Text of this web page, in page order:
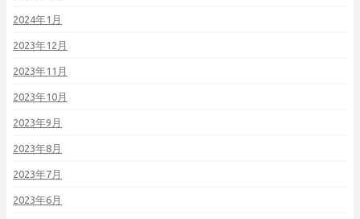
2024年1月
2023年12月
2023年11月
2023年10月
2023年9月
2023年8月
2023年7月
2023年6月